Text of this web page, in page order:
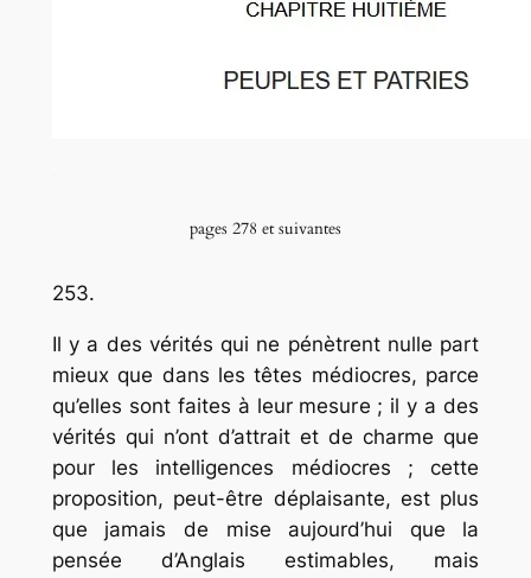
pages 278 et suivantes
253.
Il y a des vérités qui ne pénètrent nulle part
mieux que dans les têtes médiocres, parce
qu’elles sont faites à leur mesure ; il y a des
vérités qui n’ont d’attrait et de charme que
pour les intelligences médiocres ; cette
proposition, peut-être déplaisante, est plus
que jamais de mise aujourd’hui que la
pensée d’Anglais estimables, mais